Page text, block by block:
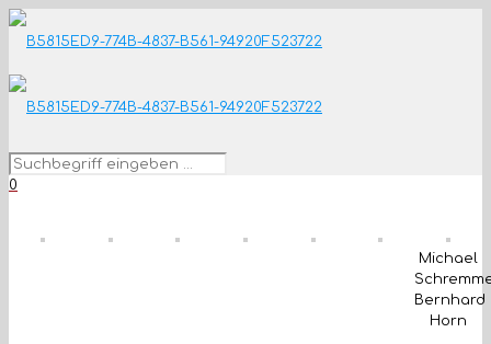
0
Michael
Bernhard
Horn